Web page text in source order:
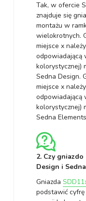
Tak, w ofercie
znajduje się
montażu w
wielokrotnych.
miejsce x
odpowiadającą
kolorystycznej)
Sedna Design.
miejsce x
odpowiadającą
kolorystycznej)
Sedna
2. Czy
Design i
Gniazda
podstawić